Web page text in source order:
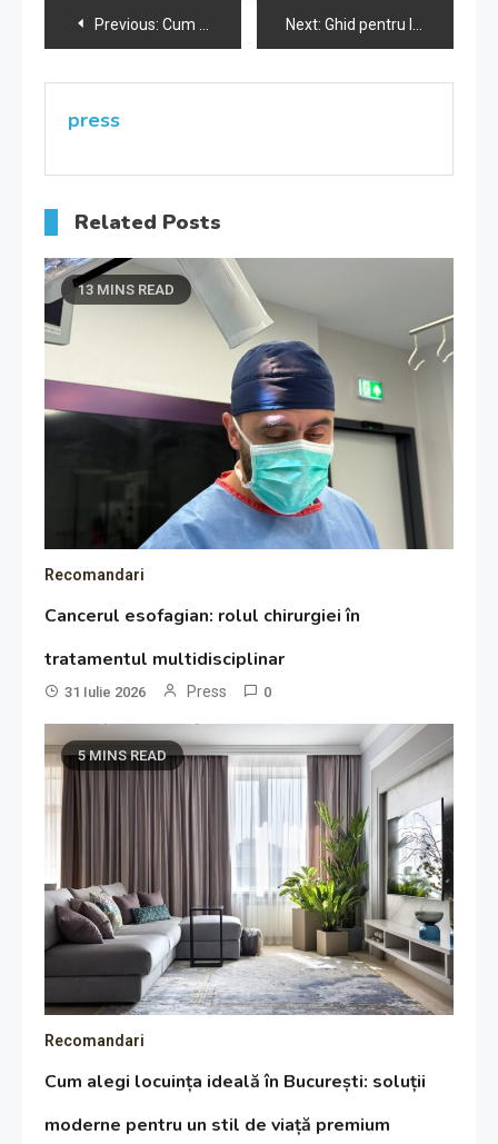
Navigare
în
articole
Previous: Cum sunt evaluate clădirile din București în fața riscurilor seismice Next: Ghid pentru locuitorii din zonele seismice din România
press
Related Posts
13 MINS READ
Recomandari
Cancerul esofagian: rolul chirurgiei în
tratamentul multidisciplinar
31 Iulie 2026 Press 0
5 MINS READ
Recomandari
Cum alegi locuința ideală în București: soluții
moderne pentru un stil de viață premium